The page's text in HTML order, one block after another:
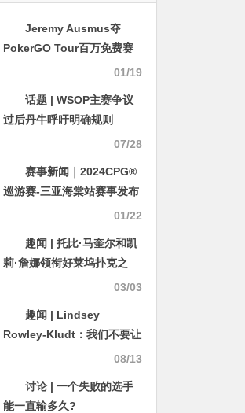
Jeremy Ausmus夺
PokerGO Tour百万免费赛
冠军，获封2024年度牌手01/19
话题 | WSOP主赛争议
过后丹牛呼吁明确规则
07/28
赛事新闻｜2024CPG®
巡游赛-三亚海棠站赛事发布
（2024年3月16日-3月2201/22
趣闻 | 托比·马奎尔和凯
莉·詹娜领衔好莱坞扑克之
夜，奥斯卡颁奖典礼前夕群
03/03
趣闻 | Lindsey
Rowley-Kludt：我们不要让
08/13
讨论 | 一个失败的选手
能一直输多久?